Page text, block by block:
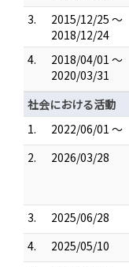
3.
2015/12/25 ～
2018/12/24
4.
2018/04/01 ～
2020/03/31
社会における活動
1.
2022/06/01 ～
2.
2026/03/28
3. 2025/06/28
4.
2025/05/10